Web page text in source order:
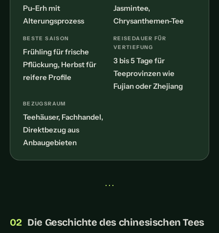
Pu-Erh mit
Alterungsprozess
Jasmintee,
Chrysanthemen-Tee
BESTE SAISON
Frühling für frische
Pflückung, Herbst für
reifere Profile
REISEDAUER FÜR
VERTIEFUNG
3 bis 5 Tage für
Teeprovinzen wie
Fujian oder Zhejiang
BEZUGSRAUM
Teehäuser, Fachhandel,
Direktbezug aus
Anbaugebieten
• • •
Die Geschichte des chinesischen Tees